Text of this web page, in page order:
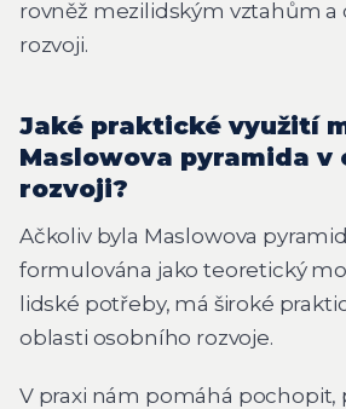
rovněž mezilidským vztahům
rozvoji.
Jaké praktické využití
Maslowova pyramida v
rozvoji?
Ačkoliv byla Maslowova
formulována jako teoretický
lidské potřeby, má široké
oblasti osobního rozvoje.
V praxi nám pomáhá pochopit,